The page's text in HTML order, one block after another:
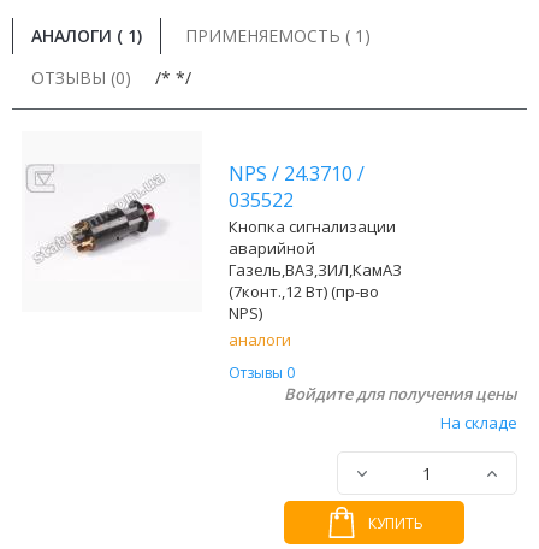
АНАЛОГИ ( 1)
ПРИМЕНЯЕМОСТЬ ( 1)
ОТЗЫВЫ (0)
/* */
NPS / 24.3710 /
035522
Кнопка сигнализации
аварийной
Газель,ВАЗ,ЗИЛ,КамАЗ
(7конт.,12 Вт) (пр-во
NPS)
аналоги
Отзывы 0
Войдите для получения цены
На складе
КУПИТЬ